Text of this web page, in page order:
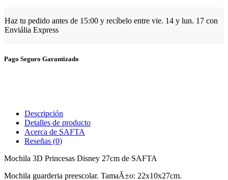
Haz tu pedido antes de 15:00 y recíbelo entre vie. 14 y lun. 17 con
Enviália Express
Pago Seguro Garantizado
Descripción
Detalles de producto
Acerca de SAFTA
Reseñas (0)
Mochila 3D Princesas Disney 27cm de SAFTA
Mochila guarderia preescolar. TamaÃ±o: 22x10x27cm.